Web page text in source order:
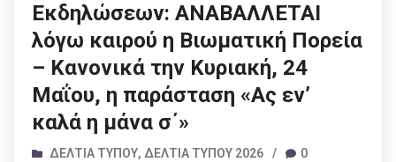
Εκδηλώσεων: ΑΝΑΒΑΛΛΕΤΑΙ
λόγω καιρού η Βιωματική Πορεία
– Κανονικά την Κυριακή, 24
Μαΐου, η παράσταση «Ας εν’
καλά η μάνα σ΄»
ΔΕΛΤΊΑ ΤΎΠΟΥ, ΔΕΛΤΊΑ ΤΎΠΟΥ 2026 /
0